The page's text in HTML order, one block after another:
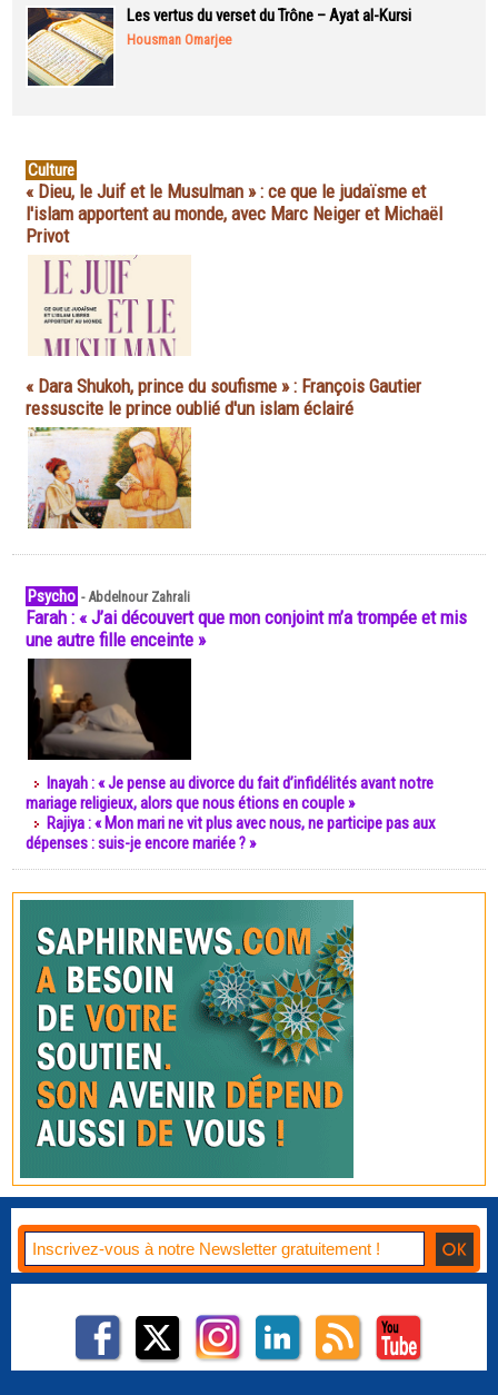
Les vertus du verset du Trône – Ayat al-Kursi
Housman Omarjee
Culture
« Dieu, le Juif et le Musulman » : ce que le judaïsme et
l'islam apportent au monde, avec Marc Neiger et Michaël
Privot
« Dara Shukoh, prince du soufisme » : François Gautier
ressuscite le prince oublié d'un islam éclairé
Psycho -Abdelnour Zahrali
Farah : « J’ai découvert que mon conjoint m’a trompée et mis
une autre fille enceinte »
Inayah : « Je pense au divorce du fait d’infidélités avant notre
mariage religieux, alors que nous étions en couple »
Rajiya : « Mon mari ne vit plus avec nous, ne participe pas aux
dépenses : suis-je encore mariée ? »